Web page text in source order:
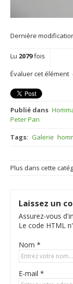
Dernière
Lu 2079fois
Évaluer cet élément
Publié dans
Peter Pan
Tags: Galerie
Plus dans cette
Laissez un
Assurez-vous
Le code HTML
Nom *
E-mail *